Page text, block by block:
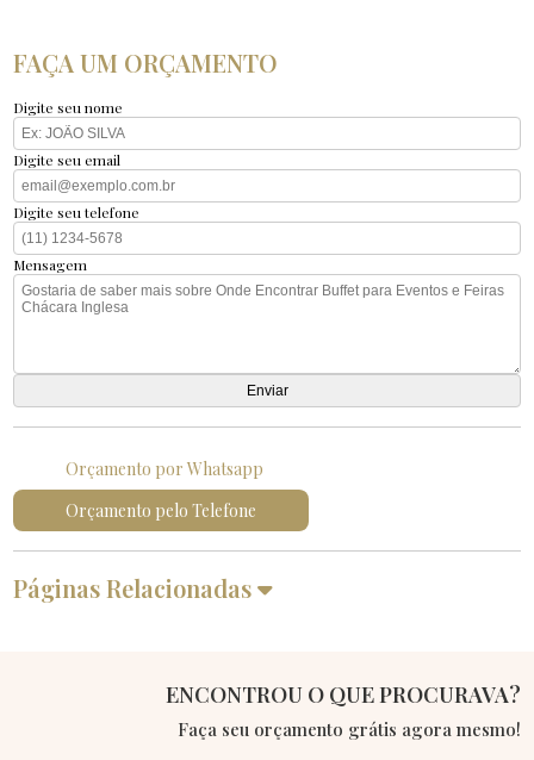
FAÇA UM ORÇAMENTO
Digite seu nome
Digite seu email
Digite seu telefone
Mensagem
Orçamento por Whatsapp
Orçamento pelo Telefone
Páginas Relacionadas
ENCONTROU O QUE PROCURAVA?
Faça seu orçamento grátis agora mesmo!